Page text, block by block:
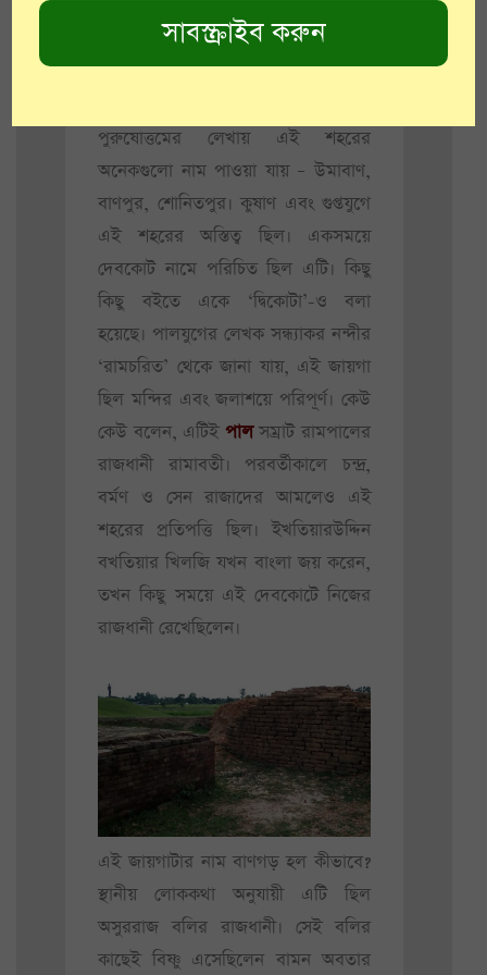
‘বায়ুপুরাণ’ এবং ‘বৃহৎসংহিতা’য় উল্লেখ
রয়েছে, কোটিবর্ষের এই শহরের কথা।
পুরুষোত্তমের লেখায় এই শহরের
অনেকগুলো নাম পাওয়া যায় – উমাবাণ,
বাণপুর, শোনিতপুর। কুষাণ এবং গুপ্তযুগে
এই শহরের অস্তিত্ব ছিল। একসময়ে
দেবকোট নামে পরিচিত ছিল এটি। কিছু
কিছু বইতে একে ‘দ্বিকোটা’-ও বলা
হয়েছে। পালযুগের লেখক সন্ধ্যাকর নন্দীর
‘রামচরিত’ থেকে জানা যায়, এই জায়গা
ছিল মন্দির এবং জলাশয়ে পরিপূর্ণ। কেউ
কেউ বলেন, এটিই পালসম্রাট রামপালের
রাজধানী রামাবতী। পরবর্তীকালে চন্দ্র,
বর্মণ ও সেন রাজাদের আমলেও এই
শহরের প্রতিপত্তি ছিল। ইখতিয়ারউদ্দিন
বখতিয়ার খিলজি যখন বাংলা জয় করেন,
তখন কিছু সময়ে এই দেবকোটে নিজের
রাজধানী রেখেছিলেন।
এই জায়গাটার নাম বাণগড় হল কীভাবে?
স্থানীয় লোককথা অনুযায়ী এটি ছিল
অসুররাজ বলির রাজধানী। সেই বলির
কাছেই বিষ্ণু এসেছিলেন বামন অবতার